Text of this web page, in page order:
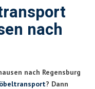
nach
nach Regensburg
? Dann